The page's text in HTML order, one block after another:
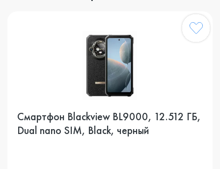
Смартфон Blackview BL9000, 12.512 ГБ,
Dual nano SIM, Black, черный